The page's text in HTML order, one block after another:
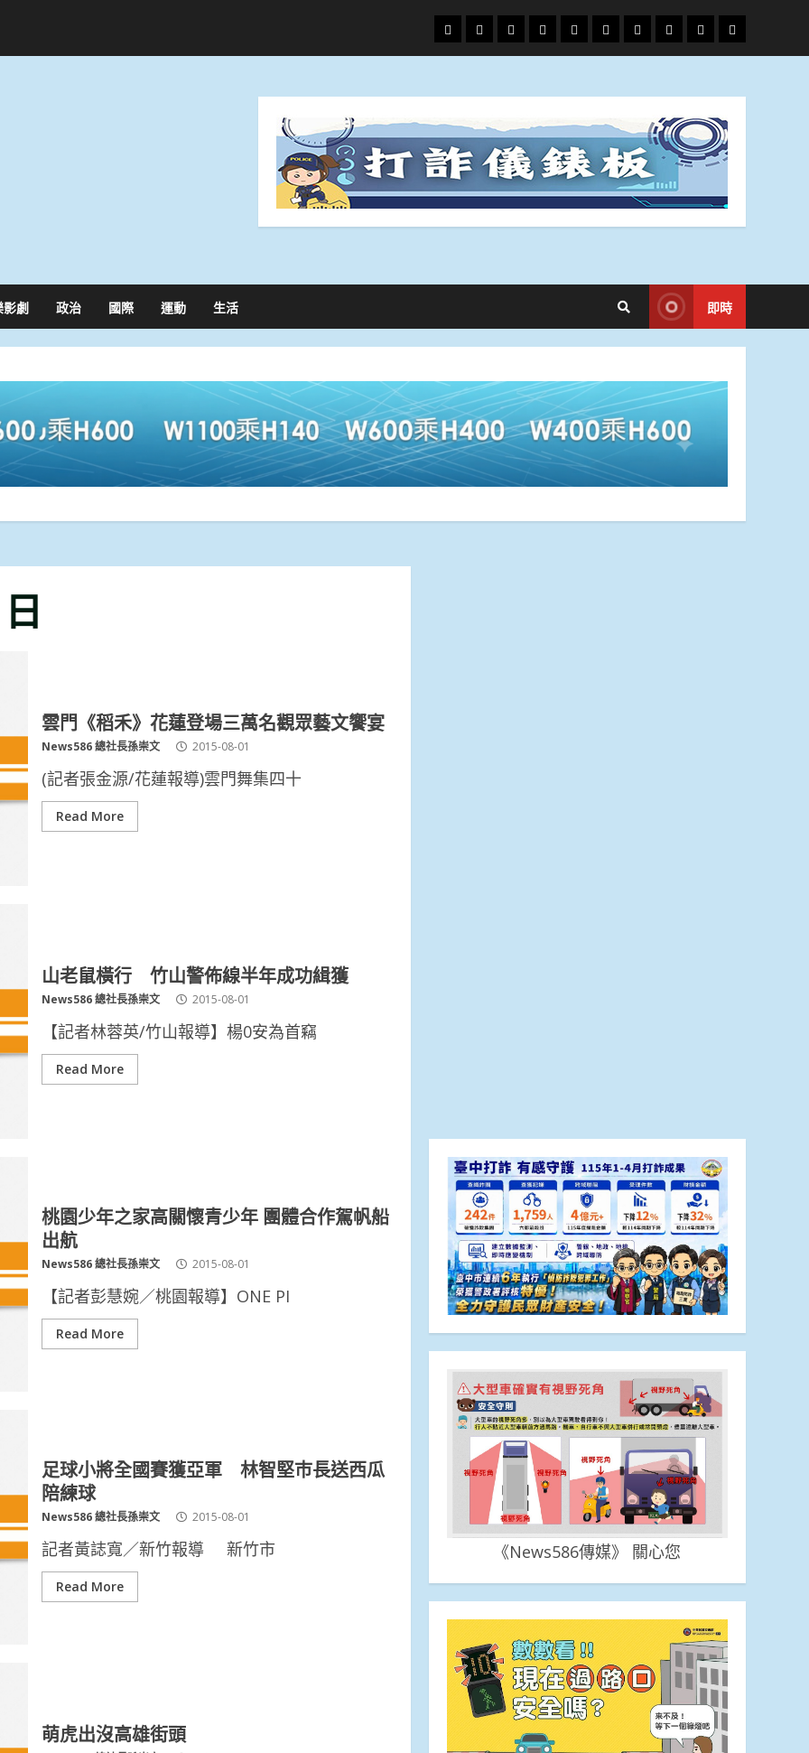
頭
條
財
經
地
方.
文
教.
專
題
娛
樂
政
治
國
際
運
動
生
活
影劇 政治 國際 運動 生活 即時
雲門《稻禾》花蓮登場三萬名觀眾藝文饗宴
News586 總社長孫崇文 2015-08-01
(記者張金源/花蓮報導)雲門舞集四十
Read More
山老鼠橫行 竹山警佈線半年成功緝獲
News586 總社長孫崇文 2015-08-01
【記者林蓉英/竹山報導】楊0安為首竊
Read More
桃園少年之家高關懷青少年 團體合作駕帆船
出航
News586 總社長孫崇文 2015-08-01
【記者彭慧婉／桃園報導】ONE PI
Read More
足球小將全國賽獲亞軍 林智堅巿長送西瓜
陪練球
News586 總社長孫崇文 2015-08-01
記者黃誌寬／新竹報導 新竹市
Read More
萌虎出沒高雄街頭
《News586傳媒》 關心您